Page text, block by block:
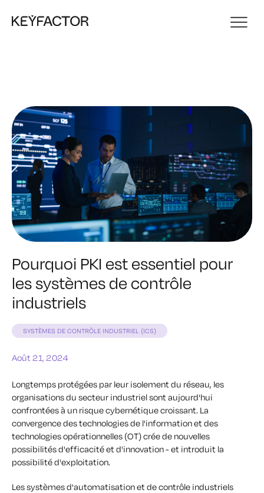
Pourquoi PKI est essentiel pour
les systèmes de contrôle
industriels
SYSTÈMES DE CONTRÔLE INDUSTRIEL (ICS)
Août 21, 2024
Longtemps protégées par leur isolement du réseau, les
organisations du secteur industriel sont aujourd'hui
confrontées à un risque cybernétique croissant. La
convergence des technologies de l'information et des
technologies opérationnelles (OT) crée de nouvelles
possibilités d'efficacité et d'innovation - et introduit la
possibilité d'exploitation.
Les systèmes d'automatisation et de contrôle industriels